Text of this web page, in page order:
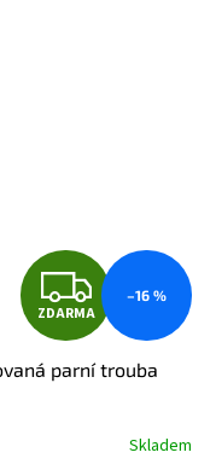
Z
D
A
ZDARMA
–16 %
parní trouba
Skladem